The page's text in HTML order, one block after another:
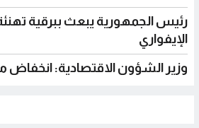
رئيس الجمهورية يبعث ببرقية
الإيفواري
وزير الشؤون الاقتصادية: انخفاض